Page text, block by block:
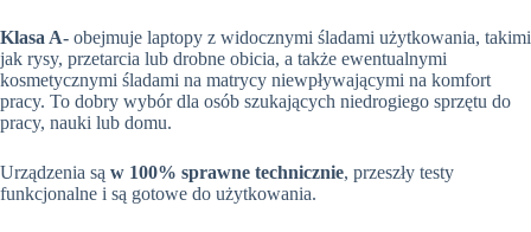
Klasa A- obejmuje laptopy z widocznymi śladami użytkowania, takimi
jak rysy, przetarcia lub drobne obicia, a także ewentualnymi
kosmetycznymi śladami na matrycy niewpływającymi na komfort
pracy. To dobry wybór dla osób szukających niedrogiego sprzętu do
pracy, nauki lub domu.
Urządzenia są w 100% sprawne technicznie, przeszły testy
funkcjonalne i są gotowe do użytkowania.